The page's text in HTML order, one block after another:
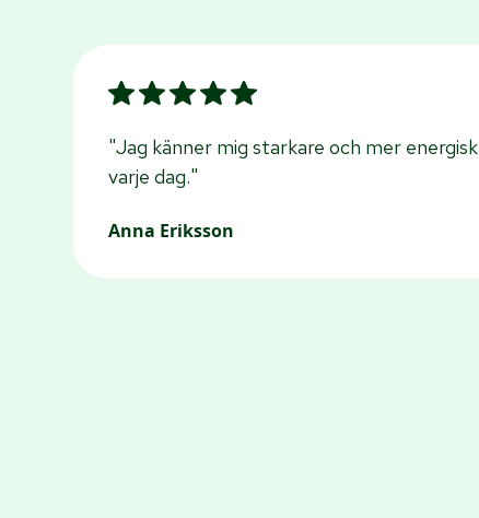
"Jag känner mig starkare och mer energisk
varje dag."
Anna Eriksson